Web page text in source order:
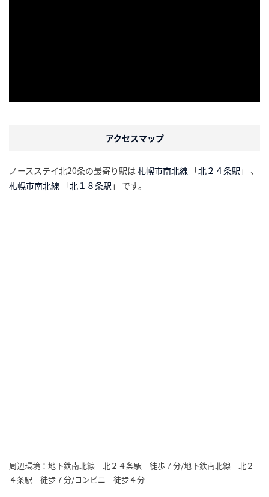
アクセスマップ
ノースステイ北20条の最寄り駅は 札幌市南北線 「北２４条駅 」 、
札幌市南北線 「北１８条駅 」 です。
周辺環境：地下鉄南北線 北２４条駅 徒歩７分/地下鉄南北線 北２
４条駅 徒歩７分/コンビニ 徒歩４分